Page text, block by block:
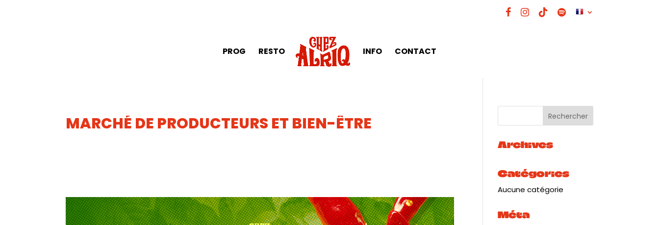
PROG RESTO INFO CONTACT
MARCHÉ DE PRODUCTEURS ET BIEN-ÊTRE
Archives
Catégories
Aucune catégorie
Méta